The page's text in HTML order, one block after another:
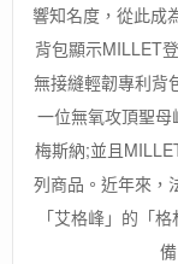
響知名度，從此成
背包顯示MILLET
無接縫輕韌專利背
一位無氧攻頂聖
梅斯納;並且
列商品。近年來，
「艾格峰」的「